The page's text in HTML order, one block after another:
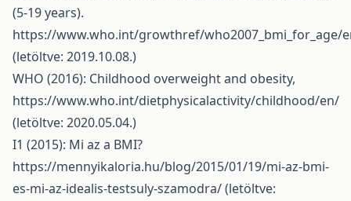
(5-19 years).
https://www.who.int/growthref/who2007_bmi_for_age/
(letöltve: 2019.10.08.)
WHO (2016): Childhood overweight and obesity,
https://www.who.int/dietphysicalactivity/childhood/en/
(letöltve: 2020.05.04.)
I1 (2015): Mi az a BMI?
https://mennyikaloria.hu/blog/2015/01/19/mi-az-bmi-
es-mi-az-idealis-testsuly-szamodra/(letöltve: